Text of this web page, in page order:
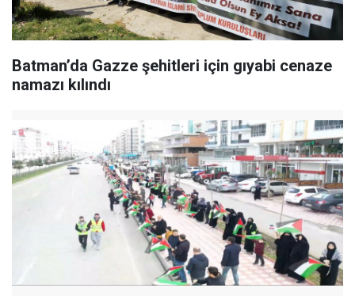
Batman’da Gazze şehitleri için gıyabi cenaze
namazı kılındı